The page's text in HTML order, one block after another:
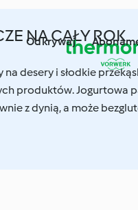
Odkrywaj
NA CAŁY ROK
desery i słodkie
produktów. Jogurtowa
z dynią, a może